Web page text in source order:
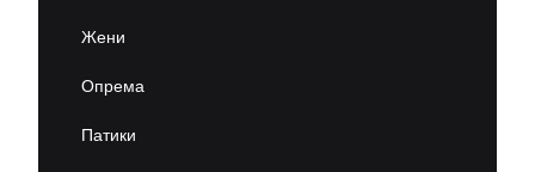
Жени
Опрема
Патики